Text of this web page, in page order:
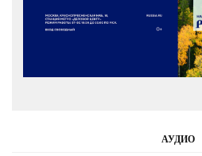
АУДИО